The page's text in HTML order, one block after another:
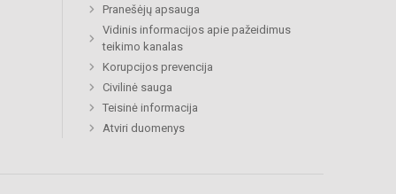
Pranešėjų apsauga
Vidinis informacijos apie pažeidimus
teikimo kanalas
Korupcijos prevencija
Civilinė sauga
Teisinė informacija
Atviri duomenys